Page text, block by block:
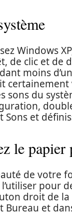
Windows
de clic et de
moins
sons du
Sons et
le papier
de votre
l’utiliser pour
droit de
Bureau et